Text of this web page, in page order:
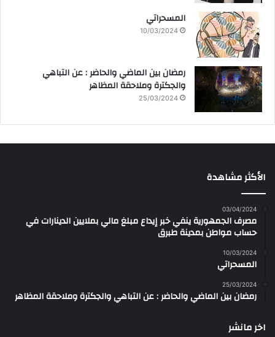
المسحراتي
10/03/2024
رمضان بين الماضي والحاضر : عن التباهي
والجكترة وملاحقة المظاهر
25/03/2024
الأكثر مشاهدة
03/04/2024
مصرف الجمهورية ينفي خبر إيداع مبلغ مالي بملايين الدينارات في
حساب مواطن بمدينة طبرق
10/03/2024
المسحراتي
25/03/2024
رمضان بين الماضي والحاضر : عن التباهي والجكترة وملاحقة المظاهر
اخر مانشر